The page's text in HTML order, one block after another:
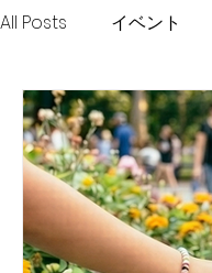
All Posts イベント
！KIFURU！プロジェ